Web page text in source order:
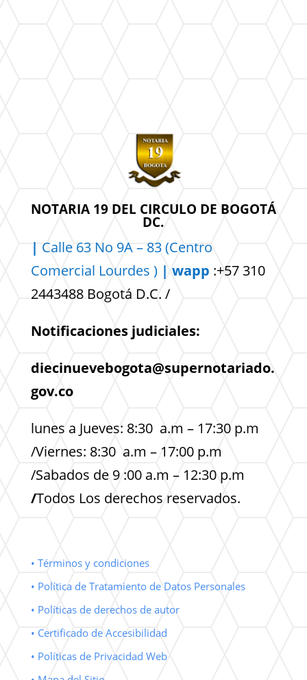
NOTARIA 19 DEL CIRCULO DE BOGOTÁ
DC.
| Calle 63 No 9A – 83 (Centro
Comercial Lourdes ) | wapp :+57 310
2443488 Bogotá D.C. /
Notificaciones judiciales:
diecinuevebogota@supernotariado.
gov.co
lunes a Jueves: 8:30 a.m – 17:30 p.m
/Viernes: 8:30 a.m – 17:00 p.m
/Sabados de 9 :00 a.m – 12:30 p.m
/Todos Los derechos reservados.
• Términos y condiciones
• Política de Tratamiento de Datos Personales
• Políticas de derechos de autor
• Certificado de Accesibilidad
• Políticas de Privacidad Web